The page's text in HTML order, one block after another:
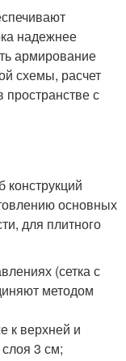
надежнее
армирование
схемы, расчет
пространстве с
основных
для плитного
(сетка с
методом
к верхней и
3 см;